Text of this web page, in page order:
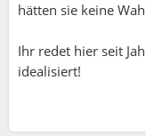
hätten sie keine
Ihr redet hier seit
idealisiert!